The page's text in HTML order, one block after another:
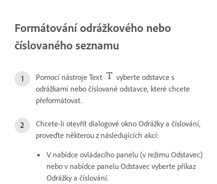
Formátování odrážkového nebo
číslovaného seznamu
Pomocí nástroje Text
vyberte odstavce s
odrážkami nebo číslované odstavce, které chcete
přeformátovat.
Chcete-li otevřít dialogové okno Odrážky a číslování,
proveďte některou z následujících akcí:
V nabídce ovládacího panelu (v režimu Odstavec)
nebo v nabídce panelu Odstavec vyberte příkaz
Odrážky a číslování.